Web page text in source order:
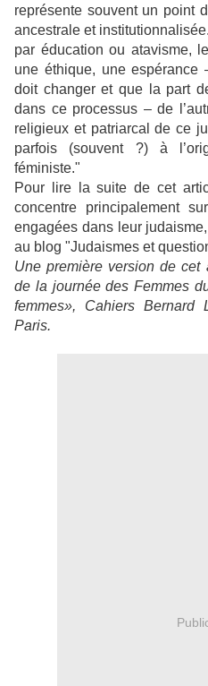
représente souvent un point
ancestrale et
par éducation ou atavisme,
une éthique, une
doit changer et que la part
dans ce processus – de
religieux et patriarcal de ce
parfois (souvent ?) à
féministe."
Pour lire la suite de cet
concentre principalement
engagées dans leur judaisme,
au blog "Judaismes et
Une première version de cet
de la journée des Femmes
femmes», Cahiers Bernard
Paris.